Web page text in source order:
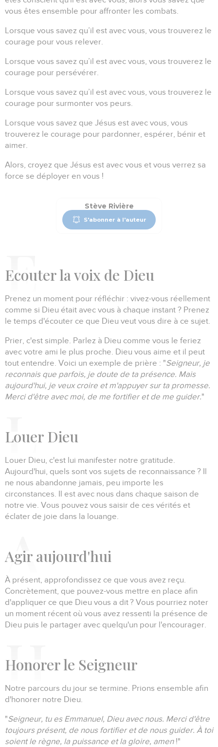
vous êtes ensemble pour affronter les combats.
Lorsque vous savez qu’il est avec vous, vous trouverez le
courage pour vous relever.
Lorsque vous savez qu’il est avec vous, vous trouverez le
courage pour persévérer.
Lorsque vous savez qu’il est avec vous, vous trouverez le
courage pour surmonter vos peurs.
Lorsque vous savez que Jésus est avec vous, vous
trouverez le courage pour pardonner, espérer, bénir et
aimer.
Alors, croyez que Jésus est avec vous et vous verrez sa
force se déployer en vous !
Stève Rivière
S'abonner à l'auteur
Ecouterla voix de Dieu
Prenez un moment pour réfléchir : vivez-vous réellement
comme si Dieu était avec vous à chaque instant ? Prenez
le temps d'écouter ce que Dieu veut vous dire à ce sujet.
Prier, c'est simple. Parlez à Dieu comme vous le feriez
avec votre ami le plus proche. Dieu vous aime et il peut
tout entendre. Voici un exemple de prière : "Seigneur, je
reconnais que parfois, je doute de ta présence. Mais
aujourd'hui, je veux croire et m'appuyer sur ta promesse.
Merci d'être avec moi, de me fortifier et de me guider."
Louer Dieu
Louer Dieu, c'est lui manifester notre gratitude.
Aujourd'hui, quels sont vos sujets de reconnaissance ? Il
ne nous abandonne jamais, peu importe les
circonstances. Il est avec nous dans chaque saison de
notre vie. Vous pouvez vous saisir de ces vérités et
éclater de joie dans la louange.
Agir aujourd'hui
À présent, approfondissez ce que vous avez reçu.
Concrètement, que pouvez-vous mettre en place afin
d'appliquer ce que Dieu vous a dit ? Vous pourriez noter
un moment récent où vous avez ressenti la présence de
Dieu puis le partager avec quelqu'un pour l'encourager.
Honorerle Seigneur
Notre parcours du jour se termine. Prions ensemble afin
d'honorer notre Dieu.
"Seigneur, tu es Emmanuel, Dieu avec nous. Merci d'être
toujours présent, de nous fortifier et de nous guider. À toi
soient le règne, la puissance et la gloire, amen !"